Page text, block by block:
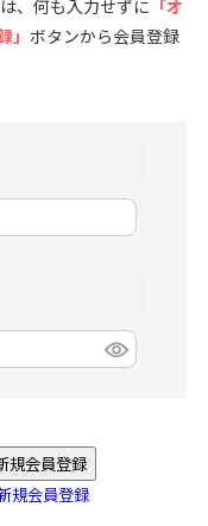
は、何も入力せずに 「オ
ボタンから会員登録
規会員登録
規会員登録